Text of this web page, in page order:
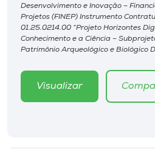
Desenvolvimento e Inovação –
Projetos (FINEP) Instrumento
01.25.0214.00 “Projeto Horizontes
Conhecimento e a Ciência –
Patrimônio Arqueológico e Biológico
Visualizar